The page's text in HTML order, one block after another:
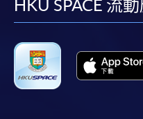
HKU SPACE 流